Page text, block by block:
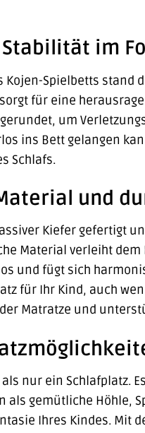
im
Kojen-Spielbetts stand
für eine
um
ins Bett gelangen
Schlafs.
und
Kiefer gefertigt
Material verleiht
und fügt sich
für Ihr Kind, auch
Matratze und
nur ein Schlafplatz.
als gemütliche Höhle,
Ihres Kindes. Mit